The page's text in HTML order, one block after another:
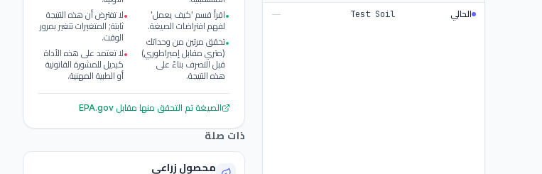
الحالي Test Soil
—
•اقرأ قسم 'كيف يعمل'
لفهم افتراضات الصيغة.
•تحقق مرتين من وحداتك
(متري مقابل إمبراطوري)
قبل التصرف بناءً على
هذه النتيجة.
•لا تفترض أن هذه النتيجة
ثابتة; المتغيرات تتغير بمرور
الوقت.
•لا تعتمد على هذه الأداة
كبديل للمشورة القانونية
أو الطبية المهنية.
الصيغة تم التحقق منها مقابل EPA.gov
ذات صلة
محصول زراعي